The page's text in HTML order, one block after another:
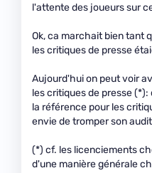
l'attente des joueurs sur
Ok, ca marchait bien tant
les critiques de presse
Aujourd'hui on peut voir
les critiques de presse
la référence pour les
envie de tromper son
(*) cf. les licenciements
d'une manière générale